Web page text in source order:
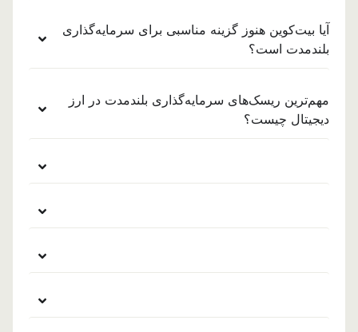
آیا بیت‌کوین هنوز گزینه مناسبی برای سرمایه‌گذاری
بلندمدت است؟
مهم‌ترین ریسک‌های سرمایه‌گذاری بلندمدت در ارز
دیجیتال چیست؟